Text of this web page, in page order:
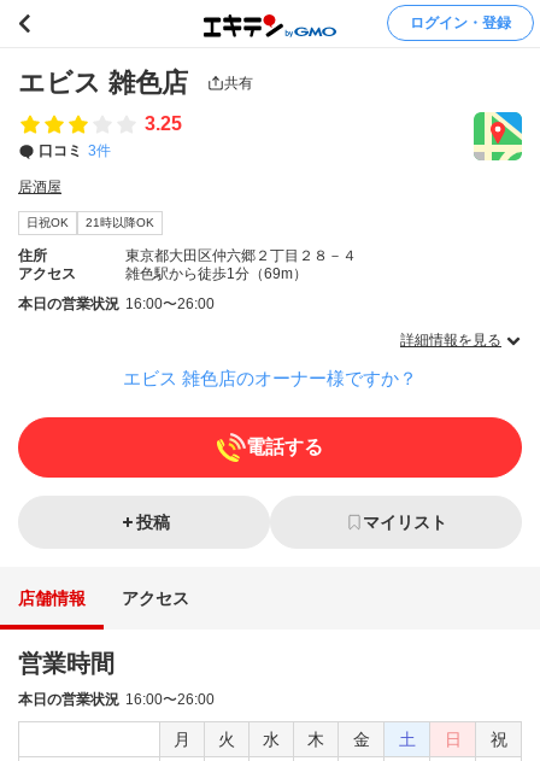
ログイン・登録
エビス 雑色店 共有
3.25
口コミ 3件
居酒屋
日祝OK 21時以降OK
住所
東京都大田区仲六郷２丁目２８－４
アクセス
雑色駅から徒歩1分（69m）
本日の営業状況 16:00〜26:00
詳細情報を見る
エビス 雑色店のオーナー様ですか？
電話する
投稿 マイリスト
店舗情報 アクセス
営業時間
本日の営業状況 16:00〜26:00
月 火 水 木 金 土 日
祝